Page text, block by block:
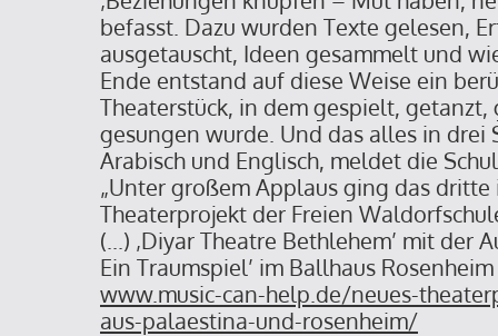
befasst. Dazu wurden Texte gelesen,
ausgetauscht, Ideen gesammelt und
Ende entstand auf diese Weise ein
Theaterstück, in dem gespielt, getanzt,
gesungen wurde. Und das alles in drei
Arabisch und Englisch, meldet die
„Unter großem Applaus ging das
Theaterprojekt der Freien
(...) ‚Diyar Theatre Bethlehem’ mit der
Ein Traumspiel’ im Ballhaus Rosenheim
www.music-can-help.de/neues-
aus-palaestina-und-rosenheim/